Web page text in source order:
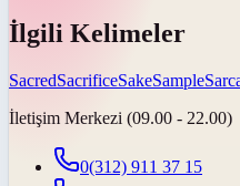
İlgili Kelimeler
SacredSacrificeSakeSample
İletişim Merkezi (09.00 - 22.00)
0(312) 911 37 15